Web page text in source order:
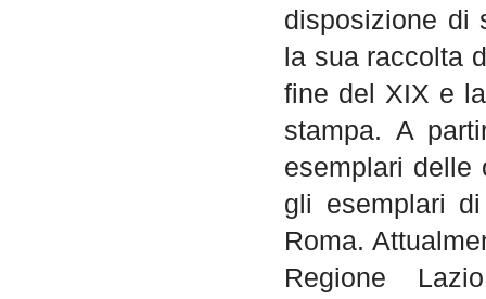
disposizione di
la sua raccolta
fine del XIX e
stampa. A
esemplari delle
gli esemplari
Roma.
Regione